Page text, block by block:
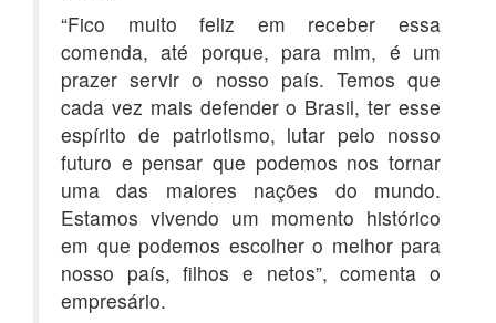
“Fico muito feliz em receber essa
comenda, até porque, para mim, é um
prazer servir o nosso país. Temos que
cada vez mais defender o Brasil, ter esse
espírito de patriotismo, lutar pelo nosso
futuro e pensar que podemos nos tornar
uma das maiores nações do mundo.
Estamos vivendo um momento histórico
em que podemos escolher o melhor para
nosso país, filhos e netos”, comenta o
empresário.